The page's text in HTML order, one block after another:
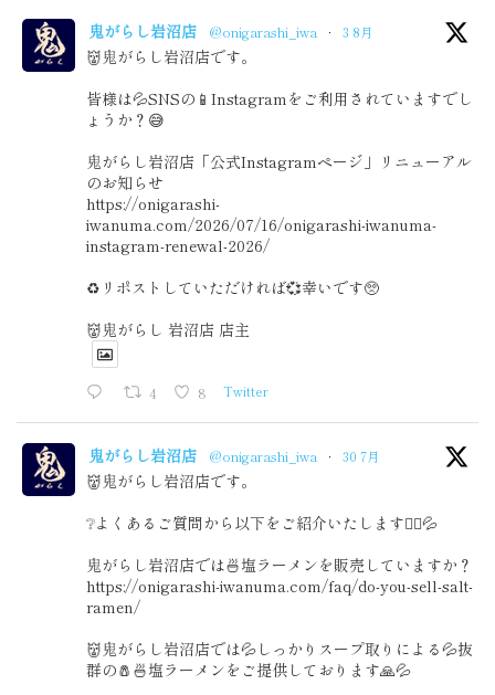
鬼がらし岩沼店 @onigarashi_iwa · 3 8月
👹鬼がらし岩沼店です。
皆様は💦SNSの📱Instagramをご利用されていますでし
ょうか？😅
鬼がらし岩沼店「公式Instagramページ」リニューアル
のお知らせ
https://onigarashi-
iwanuma.com/2026/07/16/onigarashi-iwanuma-
instagram-renewal-2026/
♻️リポストしていただければ💞幸いです🥺
👹鬼がらし 岩沼店 店主
4 8 Twitter
鬼がらし岩沼店 @onigarashi_iwa · 30 7月
👹鬼がらし岩沼店です。
❔よくあるご質問から以下をご紹介いたします🙇‍♂️💦
鬼がらし岩沼店では🍜塩ラーメンを販売していますか？
https://onigarashi-iwanuma.com/faq/do-you-sell-salt-
ramen/
👹鬼がらし岩沼店では💦しっかりスープ取りによる💦抜
群の🧂🍜塩ラーメンをご提供しております🙏💦